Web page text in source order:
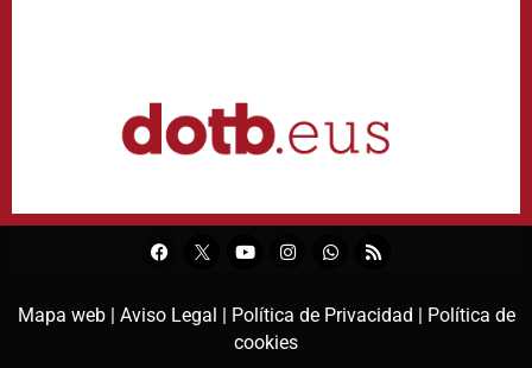
Mapa web | Aviso Legal | Política de Privacidad | Política de
cookies